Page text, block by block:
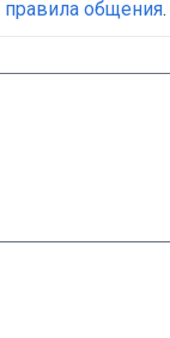
правила общения.